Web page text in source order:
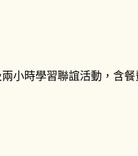
小時學習聯誼活動，含餐